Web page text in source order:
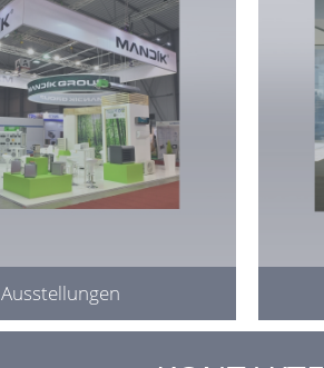
Ausstellungen